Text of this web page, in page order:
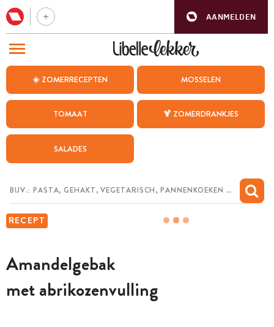
AANMELDEN
☀️ ZOMERRECEPTEN MOSSELEN
TOMAAT 🍹 ZOMERDRANKJES
SALADES
RECEPT
Amandelgebak
met abrikozenvulling
BEZOEK ONZE ANDERE WEBSITES
WEEKMENU
CHAT MET MAIA
MIJN BEWAARDE RECEPTEN